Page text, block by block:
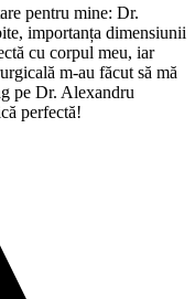
pentru mine: Dr.
importanța dimensiunii
cu corpul meu, iar
m-au făcut să mă
pe Dr. Alexandru
perfectă!